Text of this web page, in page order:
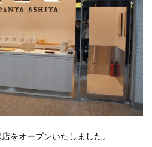
をオープンいたしました。